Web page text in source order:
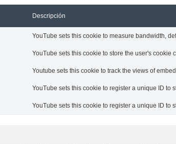
Descripción
YouTube sets this cookie to measure bandwidth,
YouTube sets this cookie to store the user's cookie
Youtube sets this cookie to track the views of
YouTube sets this cookie to register a unique ID to
YouTube sets this cookie to register a unique ID to